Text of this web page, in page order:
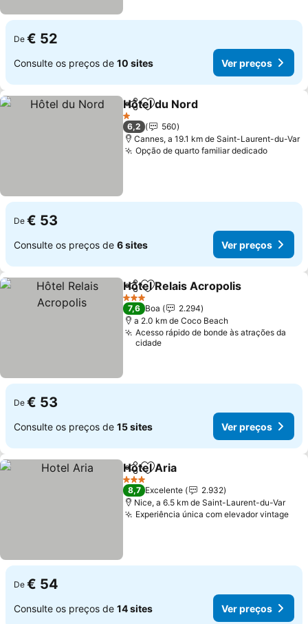
De € 52
Consulte os preços de 10 sites Ver preços
PartilharAdicionar aos favoritos
Hôtel du Nord
1 Estrelas
6,2
560
Cannes, a 19.1 km de Saint-Laurent-du-Var
Opção de quarto familiar dedicado
De € 53
Consulte os preços de 6 sites Ver preços
PartilharAdicionar aos favoritos
Hôtel Relais Acropolis
3 Estrelas
7,6 Boa
2.294
a 2.0 km de Coco Beach
Acesso rápido de bonde às atrações da
cidade
De € 53
Consulte os preços de 15 sites Ver preços
PartilharAdicionar aos favoritos
Hotel Aria
3 Estrelas
8,7 Excelente
2.932
Nice, a 6.5 km de Saint-Laurent-du-Var
Experiência única com elevador vintage
De € 54
Consulte os preços de 14 sites Ver preços